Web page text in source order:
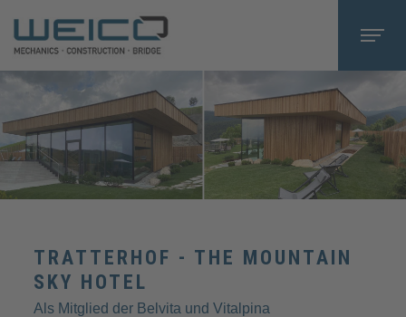
TRATTERHOF - THE MOUNTAIN
SKY HOTEL
Als Mitglied der Belvita und Vitalpina